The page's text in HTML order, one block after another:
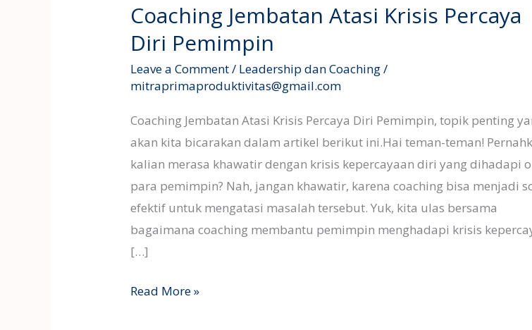
Coaching Jembatan Atasi Krisis Percaya
Diri Pemimpin
Leave a Comment/ Leadership dan Coaching/
mitraprimaproduktivitas@gmail.com
Coaching Jembatan Atasi Krisis Percaya Diri Pemimpin, topik penting
akan kita bicarakan dalam artikel berikut ini.Hai teman-teman!
kalian merasa khawatir dengan krisis kepercayaan diri yang dihadapi
para pemimpin? Nah, jangan khawatir, karena coaching bisa menjadi
efektif untuk mengatasi masalah tersebut. Yuk, kita ulas bersama
bagaimana coaching membantu pemimpin menghadapi krisis
[…]
Atasi
Krisis
Diri
Read More »